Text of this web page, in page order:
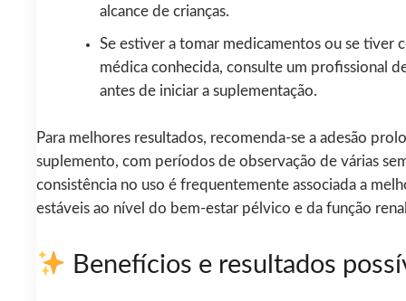
alcance de crianças.
Se estiver a tomar medicamentos ou se tiver
médica conhecida, consulte um profissional
antes de iniciar a suplementação.
Para melhores resultados, recomenda-se a adesão
suplemento, com períodos de observação de várias
consistência no uso é frequentemente associada a
estáveis ao nível do bem-estar pélvico e da função
Benefícios e resultados